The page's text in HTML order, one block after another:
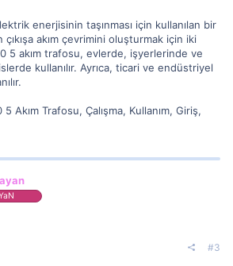
enerjisinin taşınması için kullanılan bir
akım çevrimini oluşturmak için iki
5 akım trafosu, evlerde, işyerlerinde ve
kullanılır. Ayrıca, ticari ve endüstriyel
Akım Trafosu, Çalışma, Kullanım, Giriş,
#3